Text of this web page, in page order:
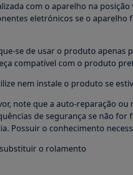
com o aparelho na
eletrónicos se o aparelho
se de usar o produto apenas
compatível com o produto
nem instale o produto se
note que a auto-reparação
de segurança se não for
Possuir o conhecimento
o rolamento